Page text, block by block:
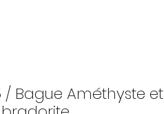
/ Bague Améthyste et